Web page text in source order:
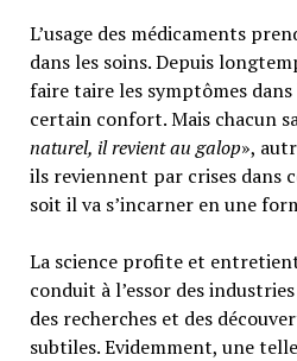
L’usage des médicaments
dans les soins. Depuis
faire taire les symptômes
certain confort. Mais chacun
naturel, il revient au galop»,
ils reviennent par crises dans
soit il va s’incarner en une
La science profite et
conduit à l’essor des
des recherches et des
subtiles. Evidemment, une